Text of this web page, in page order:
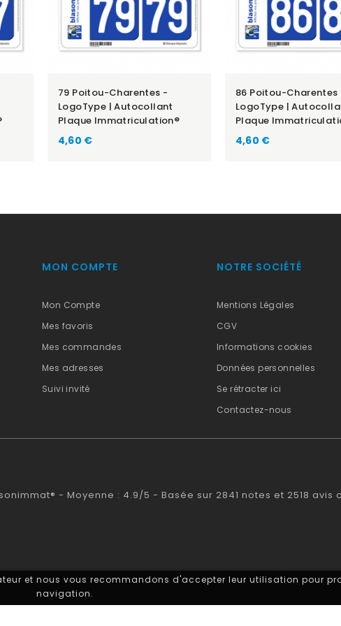
et nous vous recommandons d'accepter leur utilisation pour
navigation.
79 Poitou-Charentes -
LogoType | Autocollant
Plaque Immatriculation®
Prix
4,60 €
86 Poitou-Charentes
LogoType |
Plaque
Prix
4,60 €
MON COMPTE
Mon Compte
Mes favoris
Mes commandes
Mes adresses
Suivi invité
NOTRE SOCIÉTÉ
Mentions Légales
CGV
Informations cookies
Données personnelles
Se rétracter ici
Contactez-nous
- Moyenne : 4.9/5 - Basée sur 2841 notes et 2518 avis